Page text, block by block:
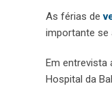
As férias de
importante se
Em entrevista
Hospital da